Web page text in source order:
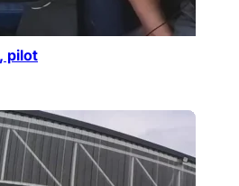
pilot